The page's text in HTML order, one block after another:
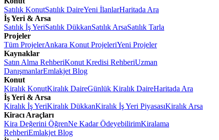
Satılık KonutSatılık DaireYeni İlanlarHaritada Ara
İş Yeri & Arsa
Satılık İş YeriSatılık DükkanSatılık ArsaSatılık Tarla
Projeler
Tüm ProjelerAnkara Konut ProjeleriYeni Projeler
Kaynaklar
Satın Alma RehberiKonut Kredisi RehberiUzman
DanışmanlarEmlakjet Blog
Konut
Kiralık KonutKiralık DaireGünlük Kiralık DaireHaritada Ara
İş Yeri & Arsa
Kiralık İş YeriKiralık DükkanKiralık İş Yeri PiyasasıKiralık Arsa
Kiracı Araçları
Kira Değerini ÖğrenNe Kadar ÖdeyebilirimKiralama
RehberiEmlakjet Blog